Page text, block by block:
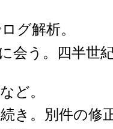
グ解析。
会う。四半世
ど。
き。別件の修